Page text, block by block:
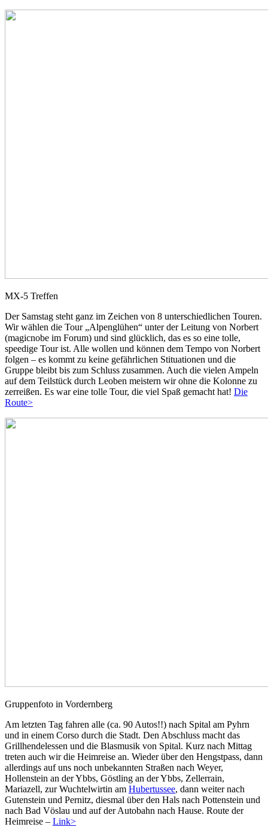
MX-5 Treffen
Der Samstag steht ganz im Zeichen von 8 unterschiedlichen Touren.
Wir wählen die Tour „Alpenglühen“ unter der Leitung von Norbert
(magicnobe im Forum) und sind glücklich, das es so eine tolle,
speedige Tour ist. Alle wollen und können dem Tempo von Norbert
folgen – es kommt zu keine gefährlichen Stituationen und die
Gruppe bleibt bis zum Schluss zusammen. Auch die vielen Ampeln
auf dem Teilstück durch Leoben meistern wir ohne die Kolonne zu
zerreißen. Es war eine tolle Tour, die viel Spaß gemacht hat! Die
Route>
Gruppenfoto in Vordernberg
Am letzten Tag fahren alle (ca. 90 Autos!!) nach Spital am Pyhrn
und in einem Corso durch die Stadt. Den Abschluss macht das
Grillhendelessen und die Blasmusik von Spital. Kurz nach Mittag
treten auch wir die Heimreise an. Wieder über den Hengstpass, dann
allerdings auf uns noch unbekannten Straßen nach Weyer,
Hollenstein an der Ybbs, Göstling an der Ybbs, Zellerrain,
Mariazell, zur Wuchtelwirtin am Hubertussee, dann weiter nach
Gutenstein und Pernitz, diesmal über den Hals nach Pottenstein und
nach Bad Vöslau und auf der Autobahn nach Hause. Route der
Heimreise – Link>